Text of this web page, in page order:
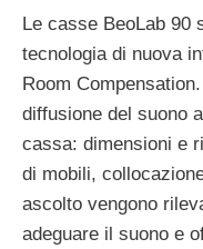
Le casse BeoLab 90
tecnologia di nuova
Room
diffusione del suono
cassa: dimensioni e
di mobili,
ascolto vengono
adeguare il suono e